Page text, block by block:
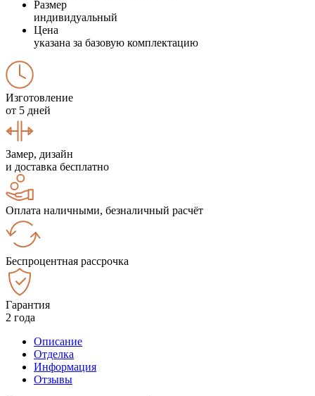
Размер
индивидуальный
Цена
указана за базовую комплектацию
Изготовление
от 5 дней
Замер, дизайн
и доставка бесплатно
Оплата наличными, безналичный расчёт
Беспроцентная рассрочка
Гарантия
2 года
Описание
Отделка
Информация
Отзывы